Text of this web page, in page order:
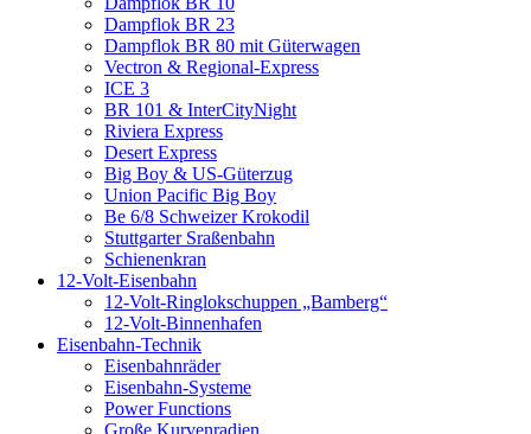
Dampflok BR 23
Dampflok BR 80 mit Güterwagen
Vectron & Regional-Express
ICE 3
BR 101 & InterCityNight
Riviera Express
Desert Express
Big Boy & US-Güterzug
Union Pacific Big Boy
Be 6/8 Schweizer Krokodil
Stuttgarter Sraßenbahn
Schienenkran
12-Volt-Eisenbahn
12-Volt-Ringlokschuppen „Bamberg“
12-Volt-Binnenhafen
Eisenbahn-Technik
Eisenbahnräder
Eisenbahn-Systeme
Power Functions
Große Kurvenradien